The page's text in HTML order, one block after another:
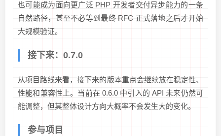
也可能成为面向更广泛 PHP 开发者交付异步能力的一条
自然路径，甚至不必等到最终 RFC 正式落地之后才开始
大规模验证。
接下来：0.7.0
从项目路线来看，接下来的版本重点会继续放在稳定性、
性能和兼容性上。当前在 0.6.0 中引入的 API 未来仍然可
能调整，但其整体设计方向大概率不会发生大的变化。
参与项目